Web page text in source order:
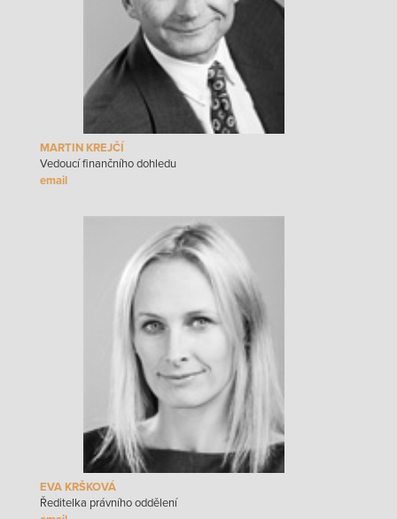
MARTIN KREJČÍ
Vedoucí finančního dohledu
EVA KRŠKOVÁ
Ředitelka právního oddělení